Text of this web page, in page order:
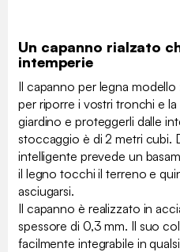
Un capanno rialzato
intemperie
Il capanno per legna
per riporre i vostri tronchi e
giardino e proteggerli dalle
stoccaggio è di 2 metri cubi.
intelligente prevede un
il legno tocchi il terreno e
asciugarsi.
Il capanno è realizzato in
spessore di 0,3 mm. Il suo
facilmente integrabile in